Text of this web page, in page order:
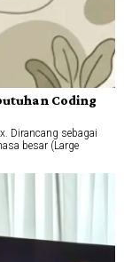
Coding
Dirancang sebagai
besar (Large